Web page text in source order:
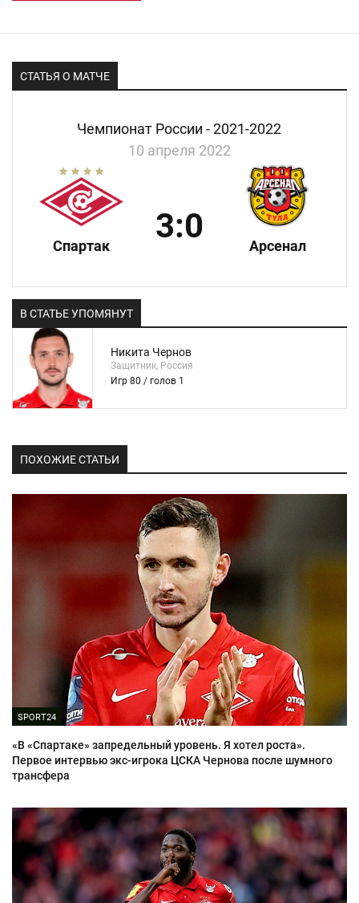
СТАТЬЯ О МАТЧЕ
Чемпионат России - 2021-2022
10 апреля 2022
Спартак
3:0
Арсенал
В СТАТЬЕ УПОМЯНУТ
Никита Чернов
Защитник, Россия
Игр 80 / голов 1
ПОХОЖИЕ СТАТЬИ
SPORT24
«В «Спартаке» запредельный уровень. Я хотел роста».
Первое интервью экс-игрока ЦСКА Чернова после шумного
трансфера